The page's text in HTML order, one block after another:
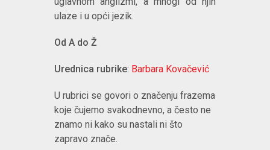
ulaze i u opći jezik.
Od A do Ž
Urednica rubrike: Barbara Kovačević
U rubrici se govori o značenju frazema
koje čujemo svakodnevno, a često ne
znamo ni kako su nastali ni što
zapravo znače.